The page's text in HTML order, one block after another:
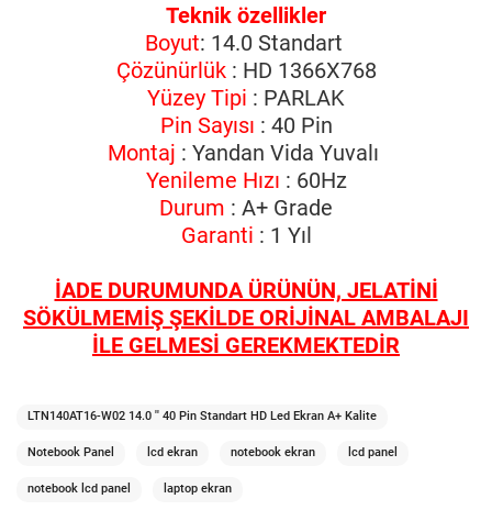
Teknik özellikler
Boyut: 14.0 Standart
Çözünürlük: HD 1366X768
Yüzey Tipi : PARLAK
Pin Sayısı : 40 Pin
Montaj : Yandan Vida Yuvalı
Yenileme Hızı : 60Hz
Durum : A+ Grade
Garanti : 1 Yıl
İADE DURUMUNDA ÜRÜNÜN, JELATİNİ
SÖKÜLMEMİŞ ŞEKİLDE ORİJİNAL AMBALAJI
İLE GELMESİ GEREKMEKTEDİR
LTN140AT16-W02 14.0 '' 40 Pin Standart HD Led Ekran A+ Kalite
Notebook Panel lcd ekran notebook ekran lcd panel
notebook lcd panel laptop ekran